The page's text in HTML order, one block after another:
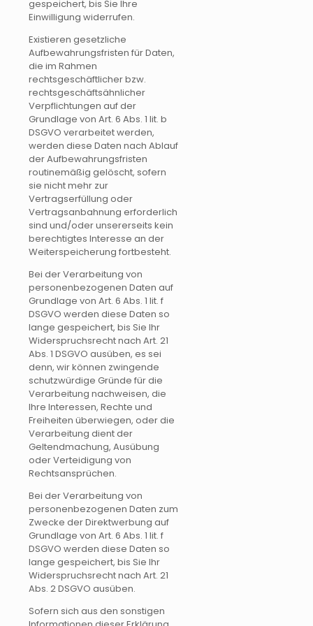
gespeichert, bis Sie Ihre
Einwilligung widerrufen.
Existieren gesetzliche
Aufbewahrungsfristen für Daten,
die im Rahmen
rechtsgeschäftlicher bzw.
rechtsgeschäftsähnlicher
Verpflichtungen auf der
Grundlage von Art. 6 Abs. 1 lit. b
DSGVO verarbeitet werden,
werden diese Daten nach Ablauf
der Aufbewahrungsfristen
routinemäßig gelöscht, sofern
sie nicht mehr zur
Vertragserfüllung oder
Vertragsanbahnung erforderlich
sind und/oder unsererseits kein
berechtigtes Interesse an der
Weiterspeicherung fortbesteht.
Bei der Verarbeitung von
personenbezogenen Daten auf
Grundlage von Art. 6 Abs. 1 lit. f
DSGVO werden diese Daten so
lange gespeichert, bis Sie Ihr
Widerspruchsrecht nach Art. 21
Abs. 1 DSGVO ausüben, es sei
denn, wir können zwingende
schutzwürdige Gründe für die
Verarbeitung nachweisen, die
Ihre Interessen, Rechte und
Freiheiten überwiegen, oder die
Verarbeitung dient der
Geltendmachung, Ausübung
oder Verteidigung von
Rechtsansprüchen.
Bei der Verarbeitung von
personenbezogenen Daten zum
Zwecke der Direktwerbung auf
Grundlage von Art. 6 Abs. 1 lit. f
DSGVO werden diese Daten so
lange gespeichert, bis Sie Ihr
Widerspruchsrecht nach Art. 21
Abs. 2 DSGVO ausüben.
Sofern sich aus den sonstigen